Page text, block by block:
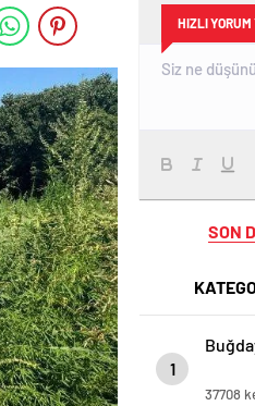
HIZLI YORUM
SON
1
37708